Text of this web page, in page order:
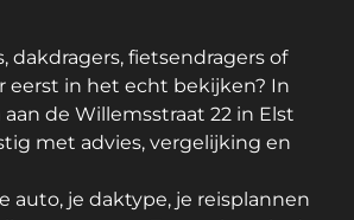
dakdragers, fietsendragers of
eerst in het echt bekijken? In
de Willemsstraat 22 in Elst
met advies, vergelijking en
auto, je daktype, je reisplannen